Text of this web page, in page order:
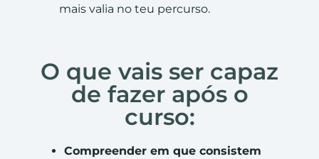
mais valia no teu percurso.
O que vais ser capaz
de fazer após o
curso:
Compreender em que consistem